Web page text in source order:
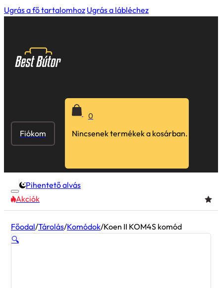
Ugrás a fő tartalomhoz Ugrás a lábléchez
Fiókom
0
Nincsenek termékek a kosárban.
Pihentető alvás
Akciók
Főodal/Tárolás/Komódok/Koen II KOM4S komód
🔍